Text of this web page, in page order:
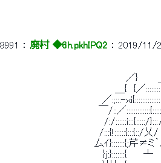
8991 ： 廃村 ◆6h.pkhIPQ2 ： 2019/11/
／}　　　＿＿
＿{　{／
／:;:::-ｘi{:::::::::::::::::::::
￣/::／
/:/::::::i:::{:::::/
/:::{!::::::{:::{::/乂/　}:::::从
厶ｲ}:::::::{;芹≠ミ｀ﾉ
}ｊ:}:::::::{ 　　┴　｀}/__ｊ_　}ｉ}､